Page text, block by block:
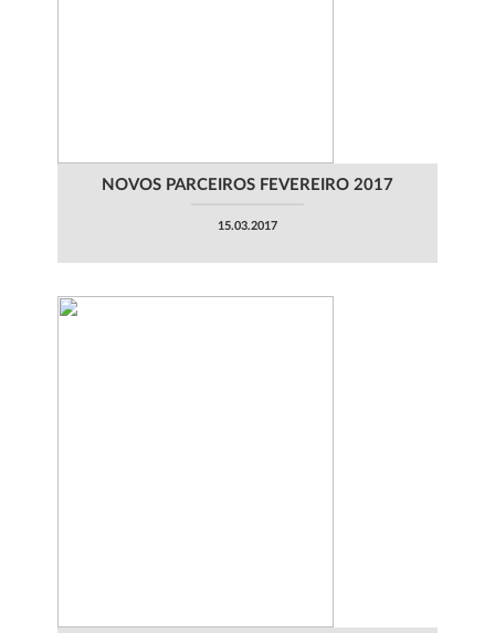
NOVOS PARCEIROS FEVEREIRO 2017
15.03.2017